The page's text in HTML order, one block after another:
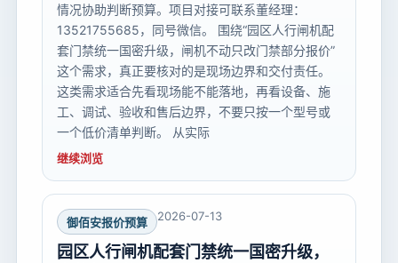
情况协助判断预算。项目对接可联系董经理：
13521755685，同号微信。 围绕“园区人行闸机配
套门禁统一国密升级，闸机不动只改门禁部分报价”
这个需求，真正要核对的是现场边界和交付责任。
这类需求适合先看现场能不能落地，再看设备、施
工、调试、验收和售后边界，不要只按一个型号或
一个低价清单判断。 从实际
继续浏览
御佰安报价预算 2026-07-13
园区人行闸机配套门禁统一国密升级，